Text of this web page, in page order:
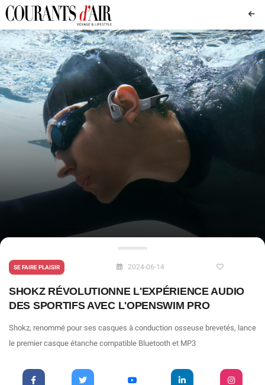
SE FAIRE PLAISIR 2024-06-14
SHOKZ RÉVOLUTIONNE L'EXPÉRIENCE AUDIO
DES SPORTIFS AVEC L'OPENSWIM PRO
Shokz, renommé pour ses casques à conduction osseuse brevetés, lance
le premier casque étanche compatible Bluetooth et MP3